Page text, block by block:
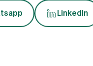
LinkedIn